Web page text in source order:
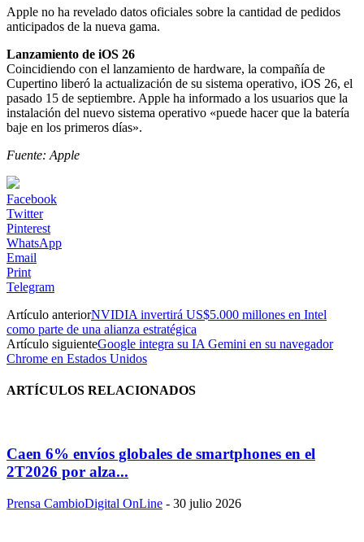
Apple no ha revelado datos oficiales sobre la cantidad de pedidos
anticipados de la nueva gama.
Lanzamiento de iOS 26
Coincidiendo con el lanzamiento de hardware, la compañía de
Cupertino liberó la actualización de su sistema operativo, iOS 26, el
pasado 15 de septiembre. Apple ha informado a los usuarios que la
instalación del nuevo sistema operativo «puede hacer que la batería
baje en los primeros días».
Fuente: Apple
Facebook
Twitter
Pinterest
WhatsApp
Email
Print
Telegram
Artículo anteriorNVIDIA invertirá US$5.000 millones en Intel
como parte de una alianza estratégica
Artículo siguienteGoogle integra su IA Gemini en su navegador
Chrome en Estados Unidos
ARTÍCULOS RELACIONADOS
Caen 6% envíos globales de smartphones en el
2T2026 por alza...
Prensa CambioDigital OnLine - 30 julio 2026